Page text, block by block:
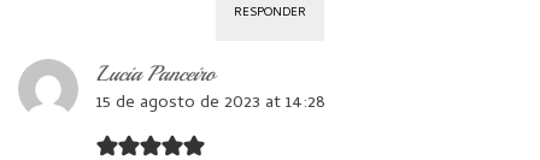
RESPONDER
Lucia Panceiro
15 de agosto de 2023 at 14:28